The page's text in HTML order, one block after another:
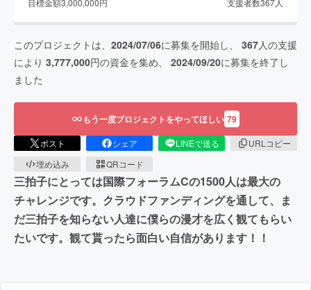
このプロジェクトは、 2024/07/06に募集を開始し、 367人の支援
により 3,777,000円の資金を集め、 2024/09/20に募集を終了し
ました
もう一度プロジェクトをやってほしい 79
ポスト シェア LINEで送る
URLコピー
埋め込み
QRコード
三拍子にとっては国際フォーラムCの1500人は最大の
チャレンジです。クラウドファンディングを通して、ま
だ三拍子を知らない人達に僕らの漫才を広く観てもらい
たいです。観て貰ったら面白い自信があります！！